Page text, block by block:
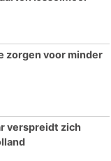
zorgen voor minder
verspreidt zich